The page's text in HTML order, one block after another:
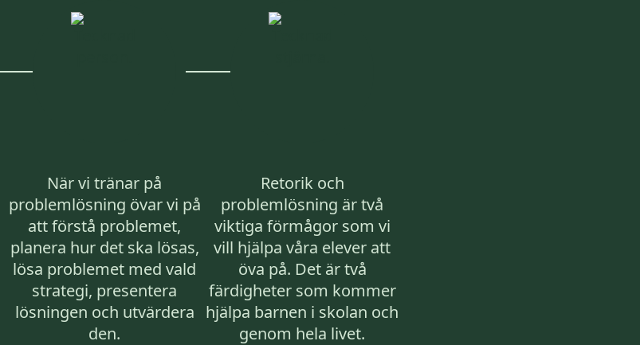
När vi tränar på
problemlösning övar vi på
att förstå problemet,
planera hur det ska lösas,
lösa problemet med vald
strategi, presentera
lösningen och utvärdera
den.
Retorik och
problemlösning är två
viktiga förmågor som vi
vill hjälpa våra elever att
öva på. Det är två
färdigheter som kommer
hjälpa barnen i skolan och
genom hela livet.